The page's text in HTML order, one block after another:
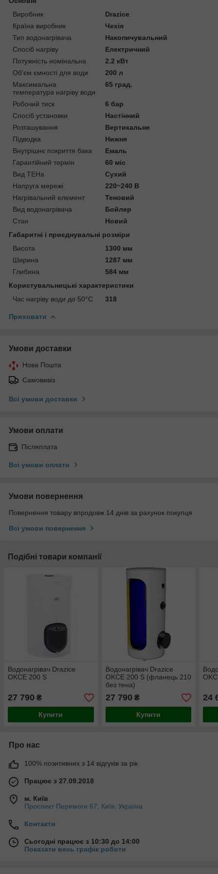
Виробник
Drazice
Країна виробник
Чехія
Тип водонагрівача
Накопичувальний
Спосіб нагріву
Електричний
Потужність номінальна
2.2 кВт
Об'єм ємності для води
200 л
Максимальна
температура нагріву води
65 град.
Робочий тиск
6 бар
Спосіб установки
Настінний
Розташування
Вертикальне
Підводка
Нижня
Внутрішнє покриття бака
Емаль
Гарантійний термін
60 міс
Вид ТЕНа
Сухий
Напруга мережі
220~240 В
Нагрівальний елемент
Теновий
Вид водонагрівача
Бойлер
Стан
Новий
Габаритні і приєднувальні розміри
Висота
1300 мм
Ширина
1287 мм
Глибина
584 мм
Користувальницькі характеристики
Час нагріву води до 50°С
318
Приховати
Умови доставки
Нова Пошта
Самовивіз
Всі умови доставки
Умови оплати
Післяплата
Всі умови оплати
Умови повернення
Повернення товару впродовж 14 днів за рахунок покупця
Всі умови повернення
Подібні товари компанії
Водонагрівач Drazice
OKCE 200 S
27 790 ₴
Купити
Водонагрівач Drazice
OKCE 200 S (фланець 210
без тена)
27 790 ₴
Купити
24
Про нас
100% позитивних з 14 відгуків за рік
Працює з 27.09.2018
м. Київ
Проспект Перемоги 67, Київ, Україна
Контакти
Сьогодні працює з 10:30 до 14:00
Показати весь графік роботи